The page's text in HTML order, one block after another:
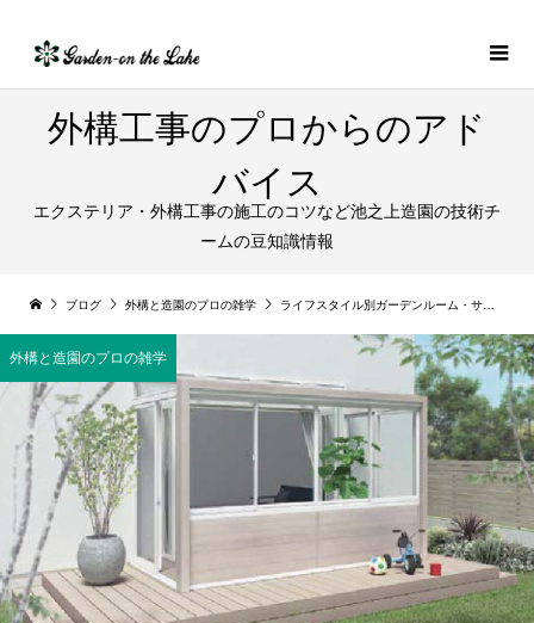
外構工事のプロからのアド
バイス
エクステリア・外構工事の施工のコツなど池之上造園の技術チ
ームの豆知識情報
ブログ 外構と造園のプロの雑学 ライフスタイル別ガーデンルーム・サンルーム・テラス囲いの選び方
外構と造園のプロの雑学